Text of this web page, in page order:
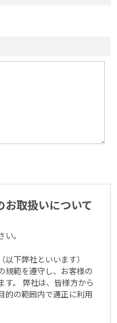
取扱いについて
。
下弊社といいます）
規範を遵守し、お客様の
す。 弊社は、皆様方から
的の範囲内で適正に利用